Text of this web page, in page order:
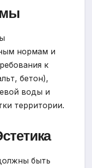
нормам и
к
бетон),
воды и
территории.
быть